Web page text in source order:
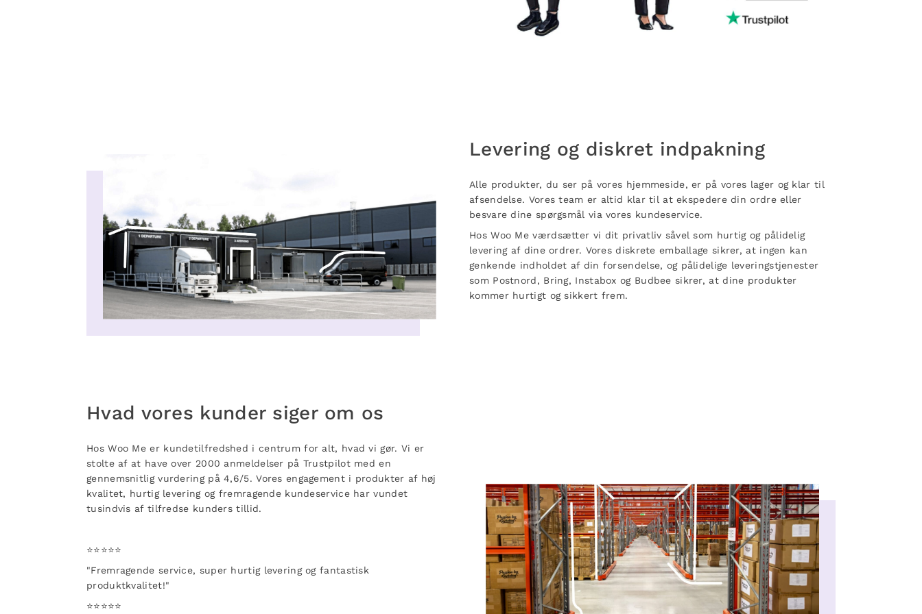
Levering og diskret indpakning
Alle produkter, du ser på vores hjemmeside, er på vores lager og klar til
afsendelse. Vores team er altid klar til at ekspedere din ordre eller
besvare dine spørgsmål via vores kundeservice.
Hos Woo Me værdsætter vi dit privatliv såvel som hurtig og pålidelig
levering af dine ordrer. Vores diskrete emballage sikrer, at ingen kan
genkende indholdet af din forsendelse, og pålidelige leveringstjenester
som Postnord, Bring, Instabox og Budbee sikrer, at dine produkter
kommer hurtigt og sikkert frem.
>
Hvad vores kunder siger om os
Hos Woo Me er kundetilfredshed i centrum for alt, hvad vi gør. Vi er
stolte af at have over 2000 anmeldelser på Trustpilot med en
gennemsnitlig vurdering på 4,6/5. Vores engagement i produkter af høj
kvalitet, hurtig levering og fremragende kundeservice har vundet
tusindvis af tilfredse kunders tillid.
⭐️⭐️⭐️⭐️⭐️
"Fremragende service, super hurtig levering og fantastisk
produktkvalitet!"
⭐️⭐️⭐️⭐️⭐️